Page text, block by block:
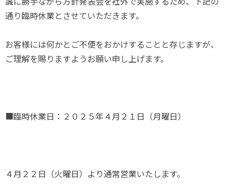
通り臨時休業とさせていただきます。
お客様には何かとご不便をおかけすることと存じますが、
ご理解を賜りますようお願い申し上げます。
■臨時休業日：２０２５年４月２１日（月曜日）
４月２２日（火曜日）より通常営業いたします。